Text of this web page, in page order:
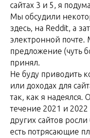
сайтах 3 и 5, я
Мы обсудили
здесь, на Reddit, а
электронной почте.
предложение (чуть
принял.
Не буду приводить
или доходах для
так, как я
течение 2021 и
других сайтов
есть потрясающие